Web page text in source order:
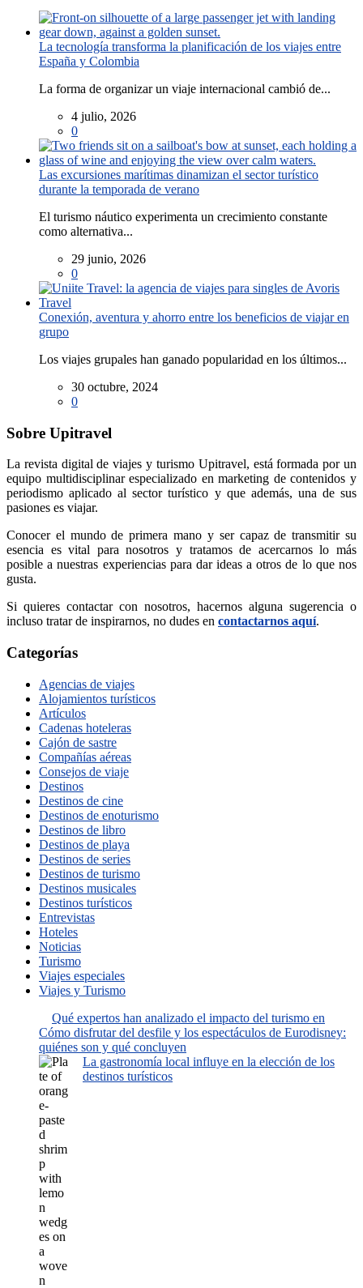
La tecnología transforma la planificación de los viajes entre
España y Colombia
La forma de organizar un viaje internacional cambió de...
4 julio, 2026
0
Las excursiones marítimas dinamizan el sector turístico
durante la temporada de verano
El turismo náutico experimenta un crecimiento constante
como alternativa...
29 junio, 2026
0
Conexión, aventura y ahorro entre los beneficios de viajar en
grupo
Los viajes grupales han ganado popularidad en los últimos...
30 octubre, 2024
0
Sobre Upitravel
La revista digital de viajes y turismo Upitravel, está formada por un
equipo multidisciplinar especializado en marketing de contenidos y
periodismo aplicado al sector turístico y que además, una de sus
pasiones es viajar.
Conocer el mundo de primera mano y ser capaz de transmitir su
esencia es vital para nosotros y tratamos de acercarnos lo más
posible a nuestras experiencias para dar ideas a otros de lo que nos
gusta.
Si quieres contactar con nosotros, hacernos alguna sugerencia o
incluso tratar de inspirarnos, no dudes en contactarnos aquí.
Categorías
Agencias de viajes
Alojamientos turísticos
Artículos
Cadenas hoteleras
Cajón de sastre
Compañías aéreas
Consejos de viaje
Destinos
Destinos de cine
Destinos de enoturismo
Destinos de libro
Destinos de playa
Destinos de series
Destinos de turismo
Destinos musicales
Destinos turísticos
Entrevistas
Hoteles
Noticias
Turismo
Viajes especiales
Viajes y Turismo
Qué expertos han analizado el impacto del turismo en
Cómo disfrutar del desfile y los espectáculos de Eurodisney:
quiénes son y qué concluyen
La gastronomía local influye en la elección de los
destinos turísticos